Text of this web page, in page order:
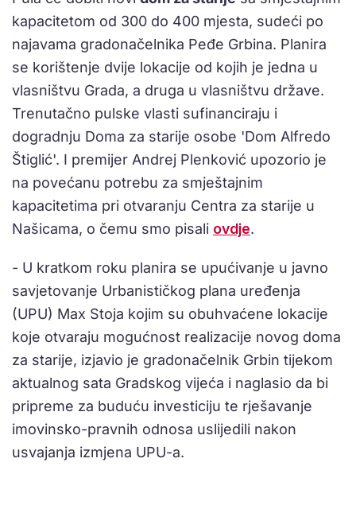
kapacitetom od 300 do 400 mjesta, sudeći po
najavama gradonačelnika Peđe Grbina. Planira
se korištenje dvije lokacije od kojih je jedna u
vlasništvu Grada, a druga u vlasništvu države.
Trenutačno pulske vlasti sufinanciraju i
dogradnju Doma za starije osobe 'Dom Alfredo
Štiglić'. I premijer Andrej Plenković upozorio je
na povećanu potrebu za smještajnim
kapacitetima pri otvaranju Centra za starije u
Našicama, o čemu smo pisali ovdje.
- U kratkom roku planira se upućivanje u javno
savjetovanje Urbanističkog plana uređenja
(UPU) Max Stoja kojim su obuhvaćene lokacije
koje otvaraju mogućnost realizacije novog doma
za starije, izjavio je gradonačelnik Grbin tijekom
aktualnog sata Gradskog vijeća i naglasio da bi
pripreme za buduću investiciju te rješavanje
imovinsko-pravnih odnosa uslijedili nakon
usvajanja izmjena UPU-a.